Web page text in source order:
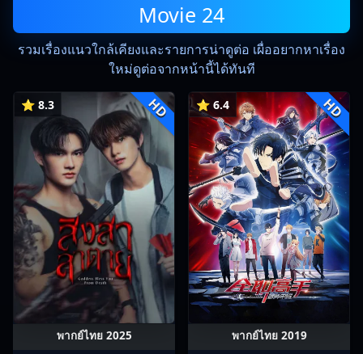
Movie 24
รวมเรื่องแนวใกล้เคียงและรายการน่าดูต่อ เผื่ออยากหาเรื่อง
ใหม่ดูต่อจากหน้านี้ได้ทันที
⭐ 8.3 HD
พากย์ไทย 2025
⭐ 6.4 HD
พากย์ไทย 2019